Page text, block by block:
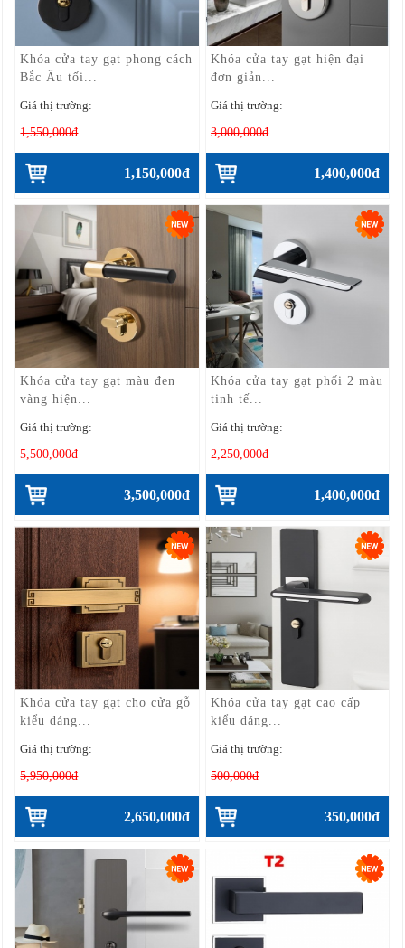
Khóa cửa tay gạt phong cách
Bắc Âu tối...
Giá thị trường:
1,550,000đ
1,150,000đ
Khóa cửa tay gạt hiện đại
đơn giản...
Giá thị trường:
3,000,000đ
1,400,000đ
Khóa cửa tay gạt màu đen
vàng hiện...
Giá thị trường:
5,500,000đ
3,500,000đ
Khóa cửa tay gạt phối 2 màu
tinh tế...
Giá thị trường:
2,250,000đ
1,400,000đ
Khóa cửa tay gạt cho cửa gỗ
kiểu dáng...
Giá thị trường:
5,950,000đ
2,650,000đ
Khóa cửa tay gạt cao cấp
kiểu dáng...
Giá thị trường:
500,000đ
350,000đ